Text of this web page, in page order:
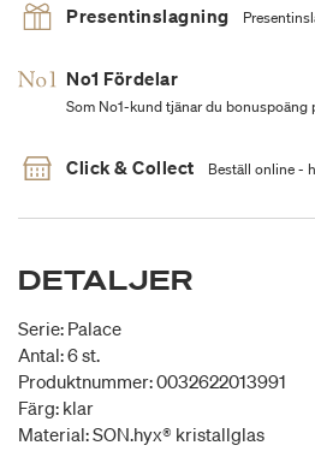
Presentinslagning
No1 Fördelar
Som No1-kund tjänar du bonuspoäng
Click & Collect Beställ online -
DETALJER
Serie: Palace
Antal: 6 st.
Produktnummer: 0032622013991
Färg: klar
Material: SON.hyx® kristallglas